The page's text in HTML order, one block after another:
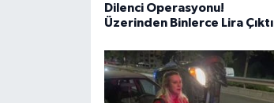
Dilenci Operasyonu!
Üzerinden Binlerce Lira Çıktı